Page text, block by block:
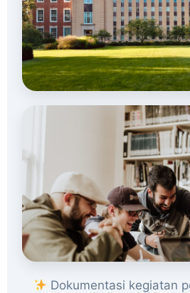
Dokumentasi kegiatan